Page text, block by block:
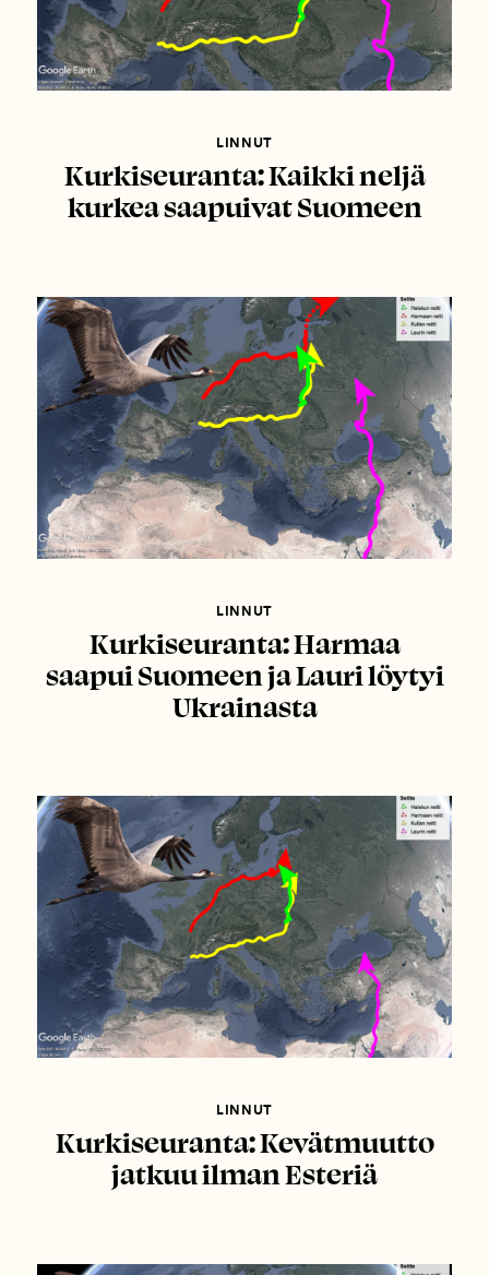
LINNUT
Kurkiseuranta: Kaikki neljä
kurkea saapuivat Suomeen
LINNUT
Kurkiseuranta: Harmaa
saapui Suomeen ja Lauri löytyi
Ukrainasta
LINNUT
Kurkiseuranta: Kevätmuutto
jatkuu ilman Esteriä